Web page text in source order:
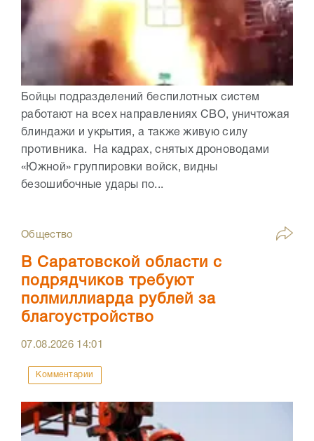
Бойцы подразделений беспилотных систем
работают на всех направлениях СВО, уничтожая
блиндажи и укрытия, а также живую силу
противника. На кадрах, снятых дроноводами
«Южной» группировки войск, видны
безошибочные удары по...
Общество
В Саратовской области с
подрядчиков требуют
полмиллиарда рублей за
благоустройство
07.08.2026 14:01
Комментарии